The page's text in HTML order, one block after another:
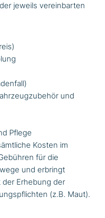
jeweils vereinbarten
und
Pflege
Kosten im
für die
und erbringt
der Erhebung der
(z.B. Maut).